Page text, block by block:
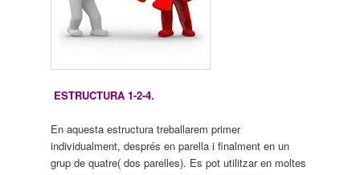
ESTRUCTURA 1-2-4.
En aquesta estructura treballarem primer
individualment, després en parella i finalment en un
grup de quatre( dos parelles). Es pot utilitzar en moltes